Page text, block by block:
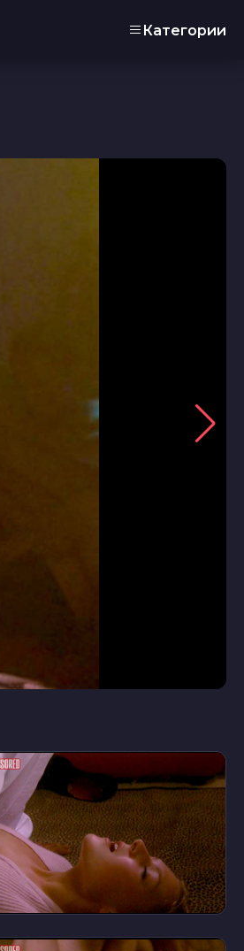
Категории